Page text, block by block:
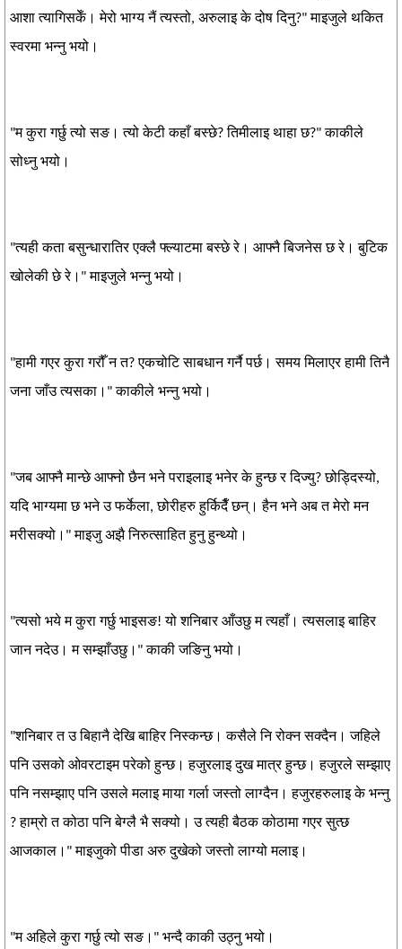
आशा त्यागिसकेँ। मेरो भाग्य नैं त्यस्तो, अरुलाइ के दोष दिनु?" माइजुले थकित
स्वरमा भन्नु भयो।
"म कुरा गर्छु त्यो सङ। त्यो केटी कहाँ बस्छे? तिमीलाइ थाहा छ?" काकीले
सोध्नु भयो।
"त्यही कता बसुन्धारातिर एक्लै फ्ल्याटमा बस्छे रे। आफ्नै बिजनेस छ रे। बुटिक
खोलेकी छे रे।" माइजुले भन्नु भयो।
"हामी गएर कुरा गरौँ न त? एकचोटि साबधान गर्नै पर्छ। समय मिलाएर हामी तिनै
जना जाँउ त्यसका।" काकीले भन्नु भयो।
"जब आफ्नै मान्छे आफ्नो छैन भने पराइलाइ भनेर के हुन्छ र दिज्यु? छोड्दिस्यो,
यदि भाग्यमा छ भने उ फर्केला, छोरीहरु हुर्किदैँ छन्। हैन भने अब त मेरो मन
मरीसक्यो।" माइजु अझै निरुत्साहित हुनु हुन्थ्यो।
"त्यसो भये म कुरा गर्छु भाइसङ! यो शनिबार आँउछु म त्यहाँ। त्यसलाइ बाहिर
जान नदेउ। म सम्झाँउछु।" काकी जङिनु भयो।
"शनिबार त उ बिहानै देखि बाहिर निस्कन्छ। कसैले नि रोक्न सक्दैन। जहिले
पनि उसको ओवरटाइम परेको हुन्छ। हजुरलाइ दुख मात्र हुन्छ। हजुरले सम्झाए
पनि नसम्झाए पनि उसले मलाइ माया गर्ला जस्तो लाग्दैन। हजुरहरुलाइ के भन्नु
? हाम्रो त कोठा पनि बेग्लै भै सक्यो। उ त्यही बैठक कोठामा गएर सुत्छ
आजकाल।" माइजुको पीडा अरु दुखेको जस्तो लाग्यो मलाइ।
"म अहिले कुरा गर्छु त्यो सङ।" भन्दै काकी उठ्नु भयो।